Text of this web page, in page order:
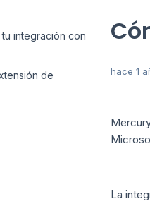
integración con
de
hace 1
La